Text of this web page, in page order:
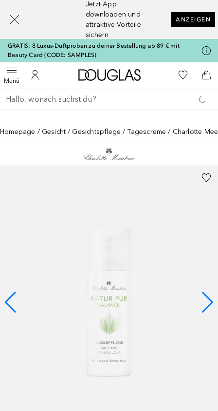
Jetzt App
downloaden und
attraktive Vorteile
sichern
ANZEIGEN
GRATIS: 8 Luxus-Duftproben zu deiner Bestellung ab 89 € mit
Beauty Card (CODE: SAMPLES)
MenüMenü öffnenZu Meinem Kundenkonto
Zur Douglas Startseite
Zu Meiner
Gehe zurück
Suche ausführen
Homepage Gesicht Gesichtspflege Tagescreme Charlotte
[navigation.slideout.screenreader]